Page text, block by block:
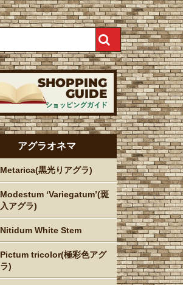
アグラオネマ
Metarica(黒光りアグラ)
Modestum ‘Variegatum’(斑
入アグラ)
Nitidum White Stem
Pictum tricolor(極彩色アグ
ラ)